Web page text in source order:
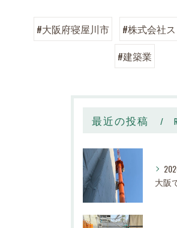
#大阪府寝屋川市 #株式会社
#建築業
最近の投稿